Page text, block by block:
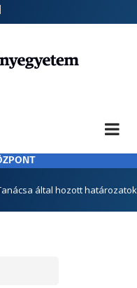
által hozott határozatok